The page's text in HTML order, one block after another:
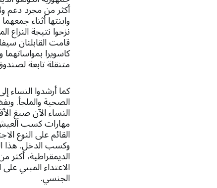
أكثر من مجرد دعم
وابنتها أثناء
نزحوا نتيجة
قامت القابلتان
كاسويرا
متنقلة تابعة
كما أرشدوا النساء
الصحية والملجأ.
النساء الآن صبغ
مهارات كسب
القائم على النوع
وكسب الدخل. هذا
الديمقراطية،
الاعتداء المبني
الجنسي.